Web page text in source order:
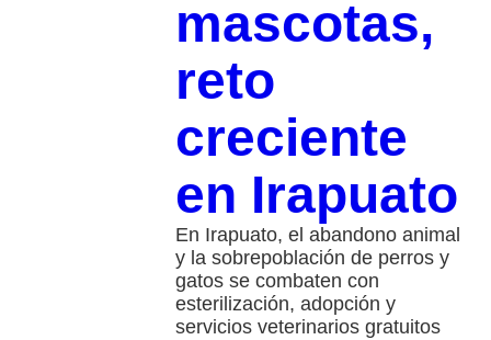
mascotas,
reto
creciente
en Irapuato
En Irapuato, el abandono animal
y la sobrepoblación de perros y
gatos se combaten con
esterilización, adopción y
servicios veterinarios gratuitos